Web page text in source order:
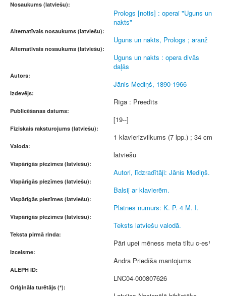
Nosaukums (latviešu):
Prologs [notis] : operai "Uguns un
nakts"
Alternatīvais nosaukums (latviešu):
Uguns un nakts, Prologs ; aranž
Alternatīvais nosaukums (latviešu):
Uguns un nakts : opera divās
daļās
Autors:
Jānis Mediņš, 1890-1966
Izdevējs:
Rīga : Preedīts
Publicēšanas datums:
[19--]
Fiziskais raksturojums (latviešu):
1 klavierizvilkums (7 lpp.) ; 34 cm
Valoda:
latviešu
Vispārīgās piezīmes (latviešu):
Autori, līdzradītāji: Jānis Mediņš.
Vispārīgās piezīmes (latviešu):
Balsij ar klavierēm.
Vispārīgās piezīmes (latviešu):
Plātnes numurs: K. P. 4 M. I.
Vispārīgās piezīmes (latviešu):
Teksts latviešu valodā.
Teksta pirmā rinda:
Pāri upei mēness meta tiltu c-es¹
Izcelsme:
Andra Priedīša mantojums
ALEPH ID:
LNC04-000807626
Oriģināla turētājs (*):